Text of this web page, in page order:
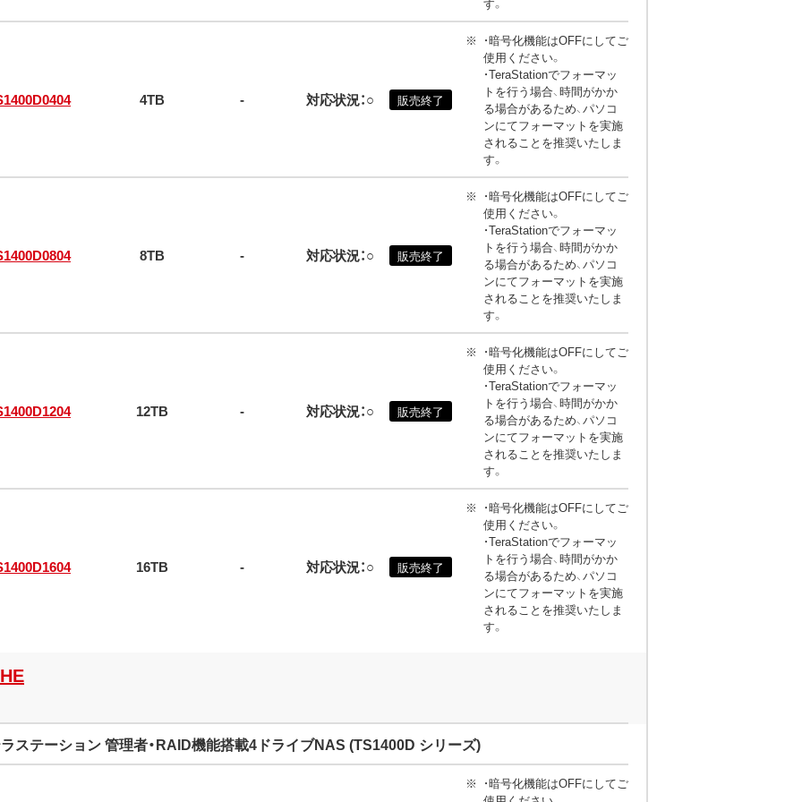
4TB - 対応状況：○ 販売終了
・暗号化機能はOFFにしてご
使用ください。
・TeraStationでフォーマッ
トを行う場合、時間がかか
る場合があるため、パソコ
ンにてフォーマットを実施
されることを推奨いたしま
す。
8TB - 対応状況：○ 販売終了
・暗号化機能はOFFにしてご
使用ください。
・TeraStationでフォーマッ
トを行う場合、時間がかか
る場合があるため、パソコ
ンにてフォーマットを実施
されることを推奨いたしま
す。
12TB - 対応状況：○ 販売終了
・暗号化機能はOFFにしてご
使用ください。
・TeraStationでフォーマッ
トを行う場合、時間がかか
る場合があるため、パソコ
ンにてフォーマットを実施
されることを推奨いたしま
す。
16TB - 対応状況：○ 販売終了
・暗号化機能はOFFにしてご
使用ください。
・TeraStationでフォーマッ
トを行う場合、時間がかか
る場合があるため、パソコ
ンにてフォーマットを実施
されることを推奨いたしま
す。
ステーション 管理者・RAID機能搭載4ドライブNAS (TS1400D シリーズ)
・暗号化機能はOFFにしてご